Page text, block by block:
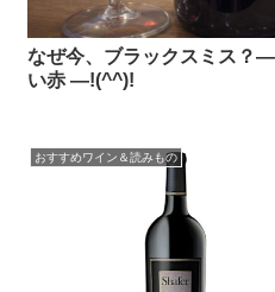
なぜ今、ブラックスミス？
い赤 ―!(^^)!
おすすめワイン＆読みもの